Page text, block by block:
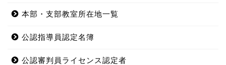
本部・支部教室所在地一覧
公認指導員認定名簿
公認審判員ライセンス認定者